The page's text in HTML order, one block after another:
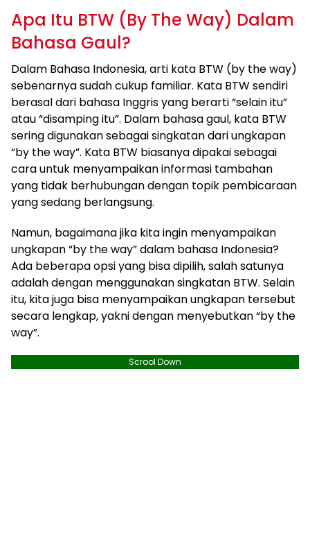
Apa Itu BTW (By The Way) Dalam
Bahasa Gaul?
​Dalam Bahasa Indonesia, arti kata BTW (by the way)
sebenarnya sudah cukup familiar. Kata BTW sendiri
berasal dari bahasa Inggris yang berarti “selain itu”
atau “disamping itu”. Dalam bahasa gaul, kata BTW
sering digunakan sebagai singkatan dari ungkapan
“by the way”. Kata BTW biasanya dipakai sebagai
cara untuk menyampaikan informasi tambahan
yang tidak berhubungan dengan topik pembicaraan
yang sedang berlangsung.
Namun, bagaimana jika kita ingin menyampaikan
ungkapan “by the way” dalam bahasa Indonesia?
Ada beberapa opsi yang bisa dipilih, salah satunya
adalah dengan menggunakan singkatan BTW. Selain
itu, kita juga bisa menyampaikan ungkapan tersebut
secara lengkap, yakni dengan menyebutkan “by the
way”.
Scrool Down